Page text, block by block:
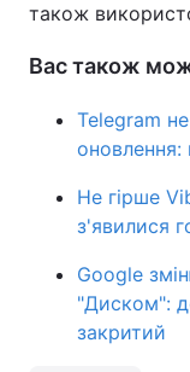
також
Вас також
Telegram
Не гірше
з'явилися
Google
"Диском":
закритий